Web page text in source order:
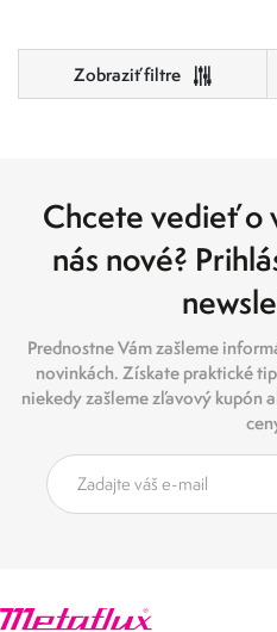
Chcete vedieť o
nás nové?
Prednostne Vám zašleme
novinkách. Získate praktické
niekedy zašleme zľavový kupón